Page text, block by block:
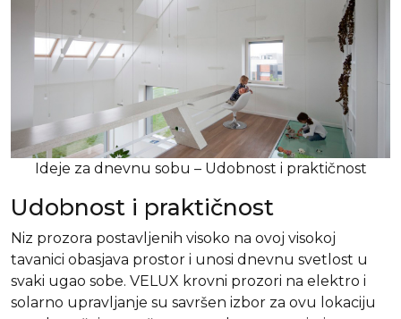
Ideje za dnevnu sobu – Udobnost i praktičnost
Udobnost i praktičnost
Niz prozora postavljenih visoko na ovoj visokoj
tavanici obasjava prostor i unosi dnevnu svetlost u
svaki ugao sobe. VELUX krovni prozori na elektro i
solarno upravljanje su savršen izbor za ovu lokaciju